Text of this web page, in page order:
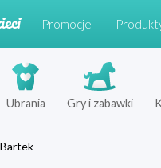
Promocje
Ubrania Gry i zabawki
Bartek